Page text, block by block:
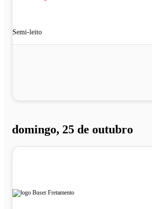
Semi-leito
domingo, 25 de outubro